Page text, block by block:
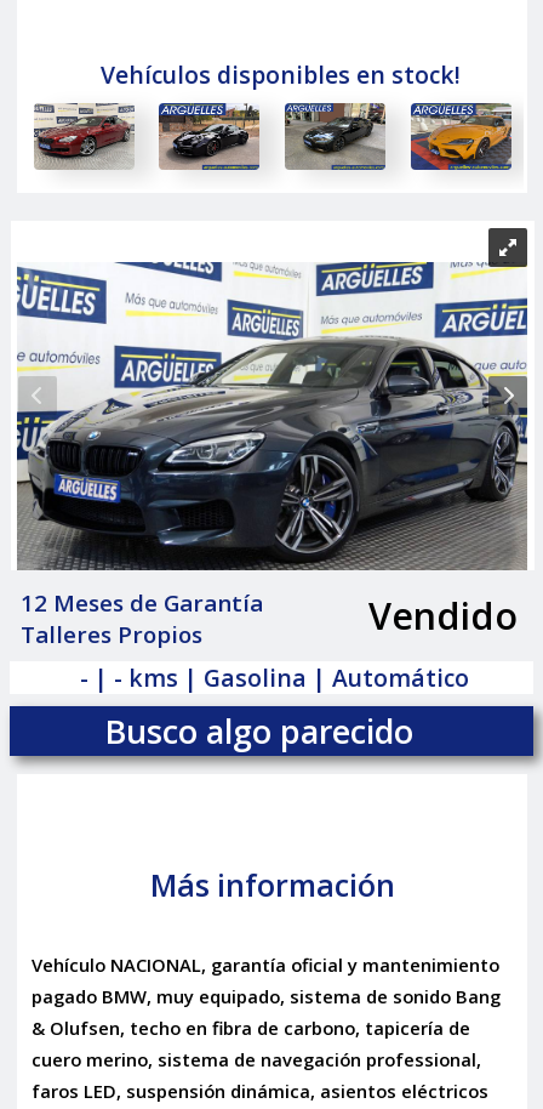
Vehículos disponibles en stock!
12 Meses de Garantía
Talleres Propios
Vendido
- | - kms | Gasolina | Automático
Busco algo parecido
Más información
Vehículo NACIONAL, garantía oficial y mantenimiento
pagado BMW, muy equipado, sistema de sonido Bang
& Olufsen, techo en fibra de carbono, tapicería de
cuero merino, sistema de navegación professional,
faros LED, suspensión dinámica, asientos eléctricos